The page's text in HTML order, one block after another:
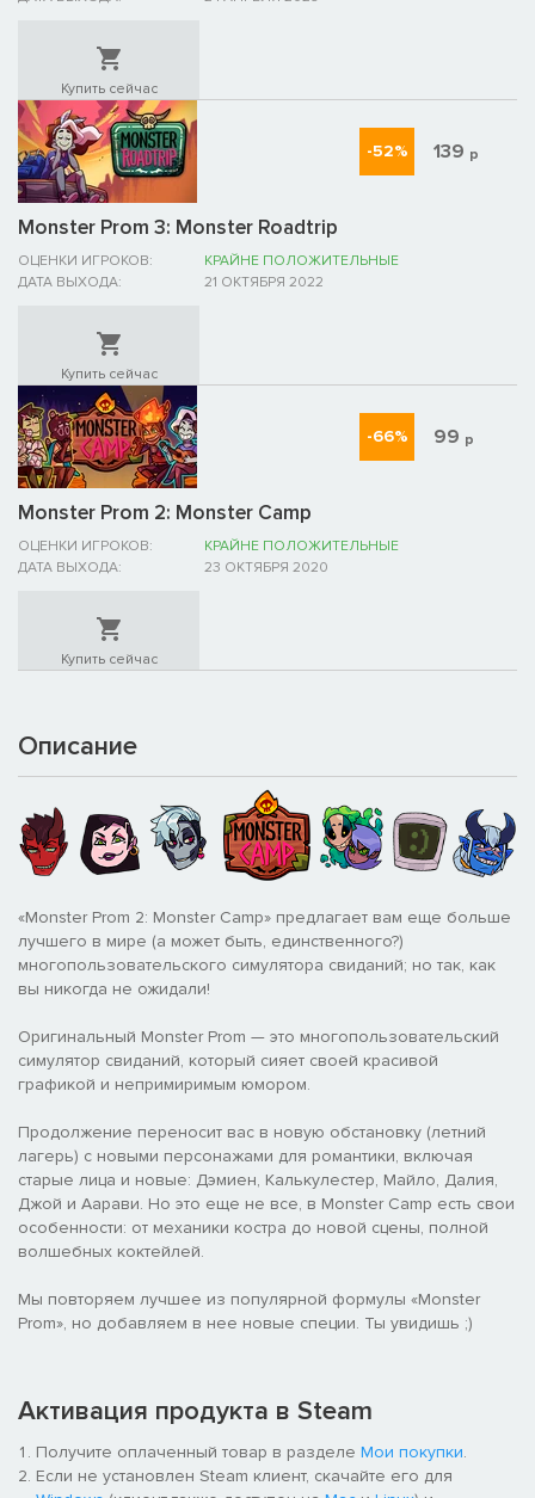
Купить сейчас
Monster Prom 3: Monster Roadtrip
ОЦЕНКИ ИГРОКОВ:
КРАЙНЕ ПОЛОЖИТЕЛЬНЫЕ
ДАТА ВЫХОДА:
21 ОКТЯБРЯ 2022
-52% 139 р
Купить сейчас
Monster Prom 2: Monster Camp
ОЦЕНКИ ИГРОКОВ:
КРАЙНЕ ПОЛОЖИТЕЛЬНЫЕ
ДАТА ВЫХОДА:
23 ОКТЯБРЯ 2020
-66% 99 р
Купить сейчас
Описание
«Monster Prom 2: Monster Camp» предлагает вам еще больше
лучшего в мире (а может быть, единственного?)
многопользовательского симулятора свиданий; но так, как
вы никогда не ожидали!
Оригинальный Monster Prom — это многопользовательский
симулятор свиданий, который сияет своей красивой
графикой и непримиримым юмором.
Продолжение переносит вас в новую обстановку (летний
лагерь) с новыми персонажами для романтики, включая
старые лица и новые: Дэмиен, Калькулестер, Майло, Далия,
Джой и Аарави. Но это еще не все, в Monster Camp есть свои
особенности: от механики костра до новой сцены, полной
волшебных коктейлей.
Мы повторяем лучшее из популярной формулы «Monster
Prom», но добавляем в нее новые специи. Ты увидишь ;)
Активация продукта в Steam
Получите оплаченный товар в разделе Мои покупки.
Если не установлен Steam клиент, скачайте его для